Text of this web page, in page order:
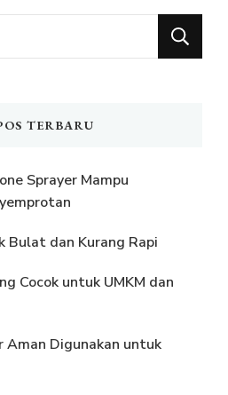
TERBARU
Sprayer Mampu
Bulat dan Kurang Rapi
Cocok untuk UMKM dan
Aman Digunakan untuk